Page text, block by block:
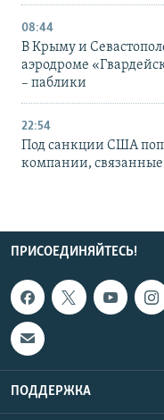
08:44
В Крыму и
аэродроме
– паблики
22:54
Под санкции США
компании,
ПРИСОЕДИНЯЙТЕСЬ!
ПОДДЕРЖКА